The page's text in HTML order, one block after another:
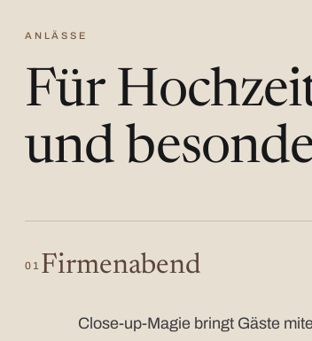
ANLÄSSE
Für
und
01 Firmenabend
Close-up-Magie bringt Gäste